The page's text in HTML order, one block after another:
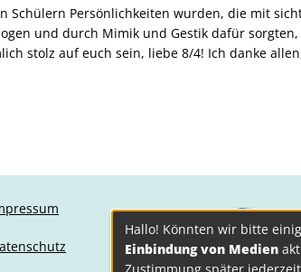
Schülern Persönlichkeiten wurden, die mit
und durch Mimik und Gestik dafür
stolz auf euch sein, liebe 8/4! Ich danke
Hallo! Könnten wir bitte
Einbindung von Medien